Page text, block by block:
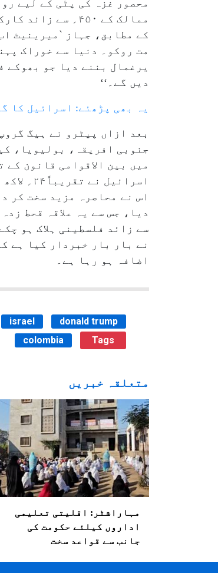
ممالک کے ۴۵۰؍
کے مطابق، جہاز `میرینیٹ
مت روکو۔ دنیا سے خوراک
یرغمال بننے دیا جو بھوکے
دیں گے۔‘‘
یہ بھی پڑھئے: اسرائیل کا
بعد ازاں پیٹرو نے ہیگ
جنوبی افریقہ، بولیویا،
میں بین الاقوامی قانون
اس نے محاصرہ مزید سخت کر
سے زائد فلسطینی ہلاک ہو
نے بار بار خبردار کیا ہے
اضافہ ہو رہا ہے۔
israel
donald trump
colombia
Tags
متعلقہ خبریں
مہاراشٹر: اقلیتی تعلیمی
اداروں کیلئے حکومت کی
جانب سے قواعد سخت